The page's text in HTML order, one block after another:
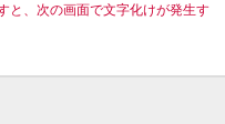
と、次の画面で文字化けが発生す